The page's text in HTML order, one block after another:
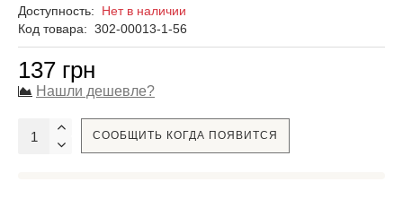
Доступность: Нет в наличии
Код товара: 302-00013-1-56
137 грн
Нашли дешевле?
СООБЩИТЬ КОГДА ПОЯВИТСЯ